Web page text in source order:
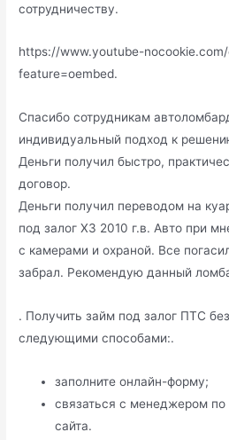
сотрудничеству.
https://www.youtube-nocookie.com/
feature=oembed.
Спасибо сотрудникам
индивидуальный подход к
Деньги получил быстро,
договор.
Деньги получил переводом на
под залог X3 2010 г.в. Авто при
с камерами и охраной. Все
забрал. Рекомендую данный
. Получить займ под залог ПТС
следующими способами:.
заполните онлайн-форму;
связаться с менеджером
сайта.